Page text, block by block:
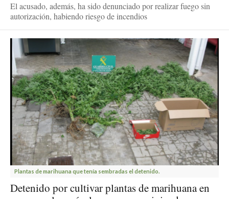
El acusado, además, ha sido denunciado por realizar fuego sin
autorización, habiendo riesgo de incendios
Plantas de marihuana que tenía sembradas el detenido.
Detenido por cultivar plantas de marihuana en